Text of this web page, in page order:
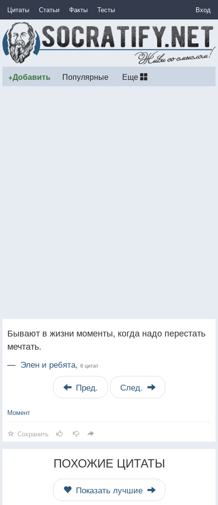
Цитаты Статьи Факты Тесты Вход
+Добавить Популярные Еще
Бывают в жизни моменты, когда надо перестать
мечтать.
— Элен и ребята, 6 цитат
Пред. След.
Момент
Сохранить
ПОХОЖИЕ ЦИТАТЫ
Показать лучшие